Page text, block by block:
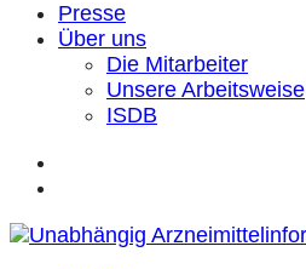
Presse
Über uns
Die Mitarbeiter
Unsere Arbeitsweise
ISDB